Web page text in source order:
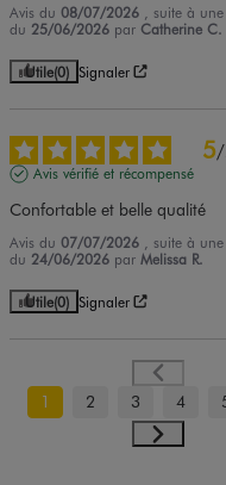
Avis du08/07/2026
, suite à
du 25/06/2026 parCatherine C.
Utile(0) Signaler
5/
Avis vérifié et récompensé
Confortable et belle qualité
Avis du07/07/2026
, suite à
du 24/06/2026 parMelissa R.
Utile(0) Signaler
1 2 3 4